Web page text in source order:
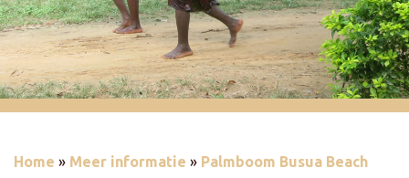
Home » Meer informatie » Palmboom Busua Beach